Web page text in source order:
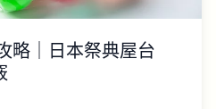
略｜日本祭典屋台